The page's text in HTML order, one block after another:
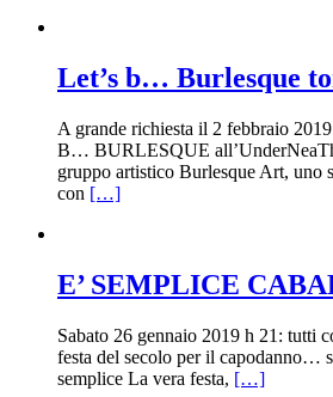
Let’s b… Burlesque
A grande richiesta il 2 febbraio
B… BURLESQUE
gruppo artistico Burlesque Art, uno
con […]
E’ SEMPLICE
Sabato 26 gennaio 2019 h 21: tutti
festa del secolo per il capodanno…
semplice La vera festa, […]